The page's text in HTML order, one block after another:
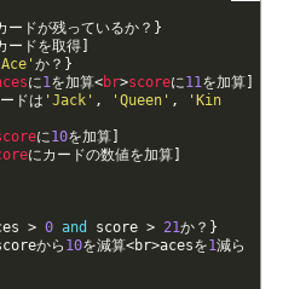
ードが残っているか？ }
ードを取得
か？ }
に1を加算<br>scoreに11を加算
ドは 'Jack' , 'Queen' ,
'Kin
に10を加算
にカードの数値を加算
> 0 and score > 21か？ }
から 10を減算<br>acesを1減ら